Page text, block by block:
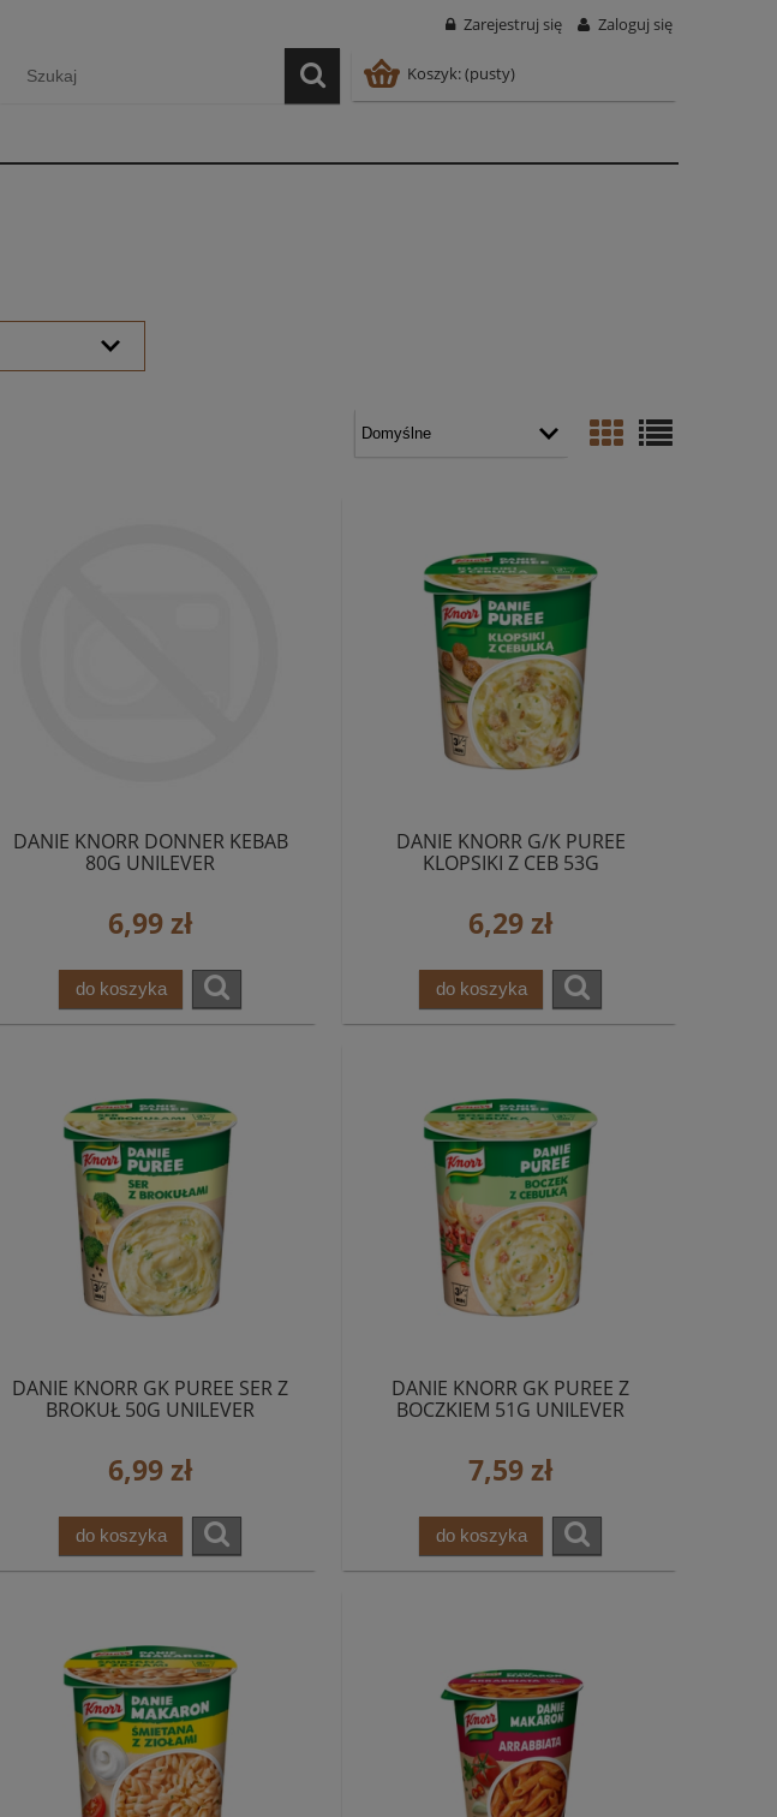
Zarejestruj się Zaloguj się
Koszyk:(pusty)
DANIE KNORR DONNER KEBAB
80G UNILEVER
6,99 zł
do koszyka
DANIE KNORR G/K PUREE
KLOPSIKI Z CEB 53G
6,29 zł
do koszyka
DANIE KNORR GK PUREE SER Z
BROKUŁ 50G UNILEVER
6,99 zł
do koszyka
DANIE KNORR GK PUREE Z
BOCZKIEM 51G UNILEVER
7,59 zł
do koszyka